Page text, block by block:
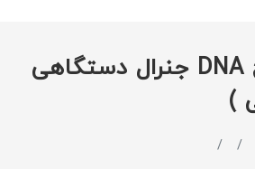
كيت استخراج DNA جنرال دستگاهی